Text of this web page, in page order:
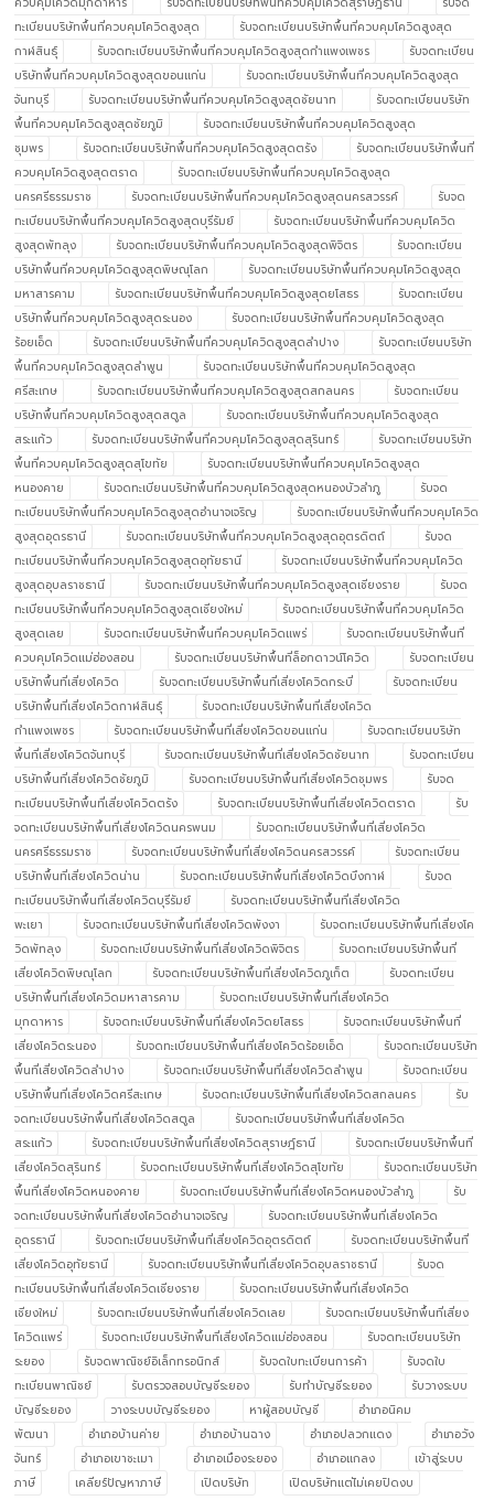
ทะเบียนบริษัทพื้นที่ควบคุมโควิดสูงสุด
รับจดทะเบียนบริษัทพื้นที่ควบคุมโควิดสูงสุด
กาฬสินธุ์
รับจดทะเบียนบริษัทพื้นที่ควบคุมโควิดสูงสุดกำแพงเพชร
รับจดทะเบียน
บริษัทพื้นที่ควบคุมโควิดสูงสุดขอนแก่น
รับจดทะเบียนบริษัทพื้นที่ควบคุมโควิดสูงสุด
จันทบุรี
รับจดทะเบียนบริษัทพื้นที่ควบคุมโควิดสูงสุดชัยนาท
รับจดทะเบียนบริษัท
พื้นที่ควบคุมโควิดสูงสุดชัยภูมิ
รับจดทะเบียนบริษัทพื้นที่ควบคุมโควิดสูงสุด
ชุมพร
รับจดทะเบียนบริษัทพื้นที่ควบคุมโควิดสูงสุดตรัง
รับจดทะเบียนบริษัทพื้นที่
ควบคุมโควิดสูงสุดตราด
รับจดทะเบียนบริษัทพื้นที่ควบคุมโควิดสูงสุด
นครศรีธรรมราช
รับจดทะเบียนบริษัทพื้นที่ควบคุมโควิดสูงสุดนครสวรรค์
รับจด
ทะเบียนบริษัทพื้นที่ควบคุมโควิดสูงสุดบุรีรัมย์
รับจดทะเบียนบริษัทพื้นที่ควบคุมโควิด
สูงสุดพัทลุง
รับจดทะเบียนบริษัทพื้นที่ควบคุมโควิดสูงสุดพิจิตร
รับจดทะเบียน
บริษัทพื้นที่ควบคุมโควิดสูงสุดพิษณุโลก
รับจดทะเบียนบริษัทพื้นที่ควบคุมโควิดสูงสุด
มหาสารคาม
รับจดทะเบียนบริษัทพื้นที่ควบคุมโควิดสูงสุดยโสธร
รับจดทะเบียน
บริษัทพื้นที่ควบคุมโควิดสูงสุดระนอง
รับจดทะเบียนบริษัทพื้นที่ควบคุมโควิดสูงสุด
ร้อยเอ็ด
รับจดทะเบียนบริษัทพื้นที่ควบคุมโควิดสูงสุดลำปาง
รับจดทะเบียนบริษัท
พื้นที่ควบคุมโควิดสูงสุดลำพูน
รับจดทะเบียนบริษัทพื้นที่ควบคุมโควิดสูงสุด
ศรีสะเกษ
รับจดทะเบียนบริษัทพื้นที่ควบคุมโควิดสูงสุดสกลนคร
รับจดทะเบียน
บริษัทพื้นที่ควบคุมโควิดสูงสุดสตูล
รับจดทะเบียนบริษัทพื้นที่ควบคุมโควิดสูงสุด
สระแก้ว
รับจดทะเบียนบริษัทพื้นที่ควบคุมโควิดสูงสุดสุรินทร์
รับจดทะเบียนบริษัท
พื้นที่ควบคุมโควิดสูงสุดสุโขทัย
รับจดทะเบียนบริษัทพื้นที่ควบคุมโควิดสูงสุด
หนองคาย
รับจดทะเบียนบริษัทพื้นที่ควบคุมโควิดสูงสุดหนองบัวลำภู
รับจด
ทะเบียนบริษัทพื้นที่ควบคุมโควิดสูงสุดอำนาจเจริญ
รับจดทะเบียนบริษัทพื้นที่ควบคุมโควิด
สูงสุดอุดรธานี
รับจดทะเบียนบริษัทพื้นที่ควบคุมโควิดสูงสุดอุตรดิตถ์
รับจด
ทะเบียนบริษัทพื้นที่ควบคุมโควิดสูงสุดอุทัยธานี
รับจดทะเบียนบริษัทพื้นที่ควบคุมโควิด
สูงสุดอุบลราชธานี
รับจดทะเบียนบริษัทพื้นที่ควบคุมโควิดสูงสุดเชียงราย
รับจด
ทะเบียนบริษัทพื้นที่ควบคุมโควิดสูงสุดเชียงใหม่
รับจดทะเบียนบริษัทพื้นที่ควบคุมโควิด
สูงสุดเลย
รับจดทะเบียนบริษัทพื้นที่ควบคุมโควิดแพร่
รับจดทะเบียนบริษัทพื้นที่
ควบคุมโควิดแม่ฮ่องสอน
รับจดทะเบียนบริษัทพื้นที่ล็อกดาวน์โควิด
รับจดทะเบียน
บริษัทพื้นที่เสี่ยงโควิด
รับจดทะเบียนบริษัทพื้นที่เสี่ยงโควิดกระบี่
รับจดทะเบียน
บริษัทพื้นที่เสี่ยงโควิดกาฬสินธุ์
รับจดทะเบียนบริษัทพื้นที่เสี่ยงโควิด
กำแพงเพชร
รับจดทะเบียนบริษัทพื้นที่เสี่ยงโควิดขอนแก่น
รับจดทะเบียนบริษัท
พื้นที่เสี่ยงโควิดจันทบุรี
รับจดทะเบียนบริษัทพื้นที่เสี่ยงโควิดชัยนาท
รับจดทะเบียน
บริษัทพื้นที่เสี่ยงโควิดชัยภูมิ
รับจดทะเบียนบริษัทพื้นที่เสี่ยงโควิดชุมพร
รับจด
ทะเบียนบริษัทพื้นที่เสี่ยงโควิดตรัง
รับจดทะเบียนบริษัทพื้นที่เสี่ยงโควิดตราด
รับ
จดทะเบียนบริษัทพื้นที่เสี่ยงโควิดนครพนม
รับจดทะเบียนบริษัทพื้นที่เสี่ยงโควิด
นครศรีธรรมราช
รับจดทะเบียนบริษัทพื้นที่เสี่ยงโควิดนครสวรรค์
รับจดทะเบียน
บริษัทพื้นที่เสี่ยงโควิดน่าน
รับจดทะเบียนบริษัทพื้นที่เสี่ยงโควิดบึงกาฬ
รับจด
ทะเบียนบริษัทพื้นที่เสี่ยงโควิดบุรีรัมย์
รับจดทะเบียนบริษัทพื้นที่เสี่ยงโควิด
พะเยา
รับจดทะเบียนบริษัทพื้นที่เสี่ยงโควิดพังงา
รับจดทะเบียนบริษัทพื้นที่เสี่ยงโค
วิดพัทลุง
รับจดทะเบียนบริษัทพื้นที่เสี่ยงโควิดพิจิตร
รับจดทะเบียนบริษัทพื้นที่
เสี่ยงโควิดพิษณุโลก
รับจดทะเบียนบริษัทพื้นที่เสี่ยงโควิดภูเก็ต
รับจดทะเบียน
บริษัทพื้นที่เสี่ยงโควิดมหาสารคาม
รับจดทะเบียนบริษัทพื้นที่เสี่ยงโควิด
มุกดาหาร
รับจดทะเบียนบริษัทพื้นที่เสี่ยงโควิดยโสธร
รับจดทะเบียนบริษัทพื้นที่
เสี่ยงโควิดระนอง
รับจดทะเบียนบริษัทพื้นที่เสี่ยงโควิดร้อยเอ็ด
รับจดทะเบียนบริษัท
พื้นที่เสี่ยงโควิดลำปาง
รับจดทะเบียนบริษัทพื้นที่เสี่ยงโควิดลำพูน
รับจดทะเบียน
บริษัทพื้นที่เสี่ยงโควิดศรีสะเกษ
รับจดทะเบียนบริษัทพื้นที่เสี่ยงโควิดสกลนคร
รับ
จดทะเบียนบริษัทพื้นที่เสี่ยงโควิดสตูล
รับจดทะเบียนบริษัทพื้นที่เสี่ยงโควิด
สระแก้ว
รับจดทะเบียนบริษัทพื้นที่เสี่ยงโควิดสุราษฎ์ธานี
รับจดทะเบียนบริษัทพื้นที่
เสี่ยงโควิดสุรินทร์
รับจดทะเบียนบริษัทพื้นที่เสี่ยงโควิดสุโขทัย
รับจดทะเบียนบริษัท
พื้นที่เสี่ยงโควิดหนองคาย
รับจดทะเบียนบริษัทพื้นที่เสี่ยงโควิดหนองบัวลำภู
รับ
จดทะเบียนบริษัทพื้นที่เสี่ยงโควิดอำนาจเจริญ
รับจดทะเบียนบริษัทพื้นที่เสี่ยงโควิด
อุดรธานี
รับจดทะเบียนบริษัทพื้นที่เสี่ยงโควิดอุตรดิตถ์
รับจดทะเบียนบริษัทพื้นที่
เสี่ยงโควิดอุทัยธานี
รับจดทะเบียนบริษัทพื้นที่เสี่ยงโควิดอุบลราชธานี
รับจด
ทะเบียนบริษัทพื้นที่เสี่ยงโควิดเชียงราย
รับจดทะเบียนบริษัทพื้นที่เสี่ยงโควิด
เชียงใหม่
รับจดทะเบียนบริษัทพื้นที่เสี่ยงโควิดเลย
รับจดทะเบียนบริษัทพื้นที่เสี่ยง
โควิดแพร่
รับจดทะเบียนบริษัทพื้นที่เสี่ยงโควิดแม่ฮ่องสอน
รับจดทะเบียนบริษัท
ระยอง
รับจดพาณิชย์อิเล็กทรอนิกส์ รับจดใบทะเบียนการค้า
รับจดใบ
ทะเบียนพาณิชย์
รับตรวจสอบบัญชีระยอง รับทำบัญชีระยอง
รับวางระบบ
บัญชีระยอง
วางระบบบัญชีระยอง หาผู้สอบบัญชี
อำเภอนิคม
พัฒนา
อำเภอบ้านค่าย อำเภอบ้านฉาง อำเภอปลวกแดง
อำเภอวัง
จันทร์
อำเภอเขาชะเมา อำเภอเมืองระยอง อำเภอแกลง
เข้าสู่ระบบ
ภาษี
เคลียร์ปัญหาภาษี เปิดบริษัท เปิดบริษัทแต่ไม่เคยปิดงบ